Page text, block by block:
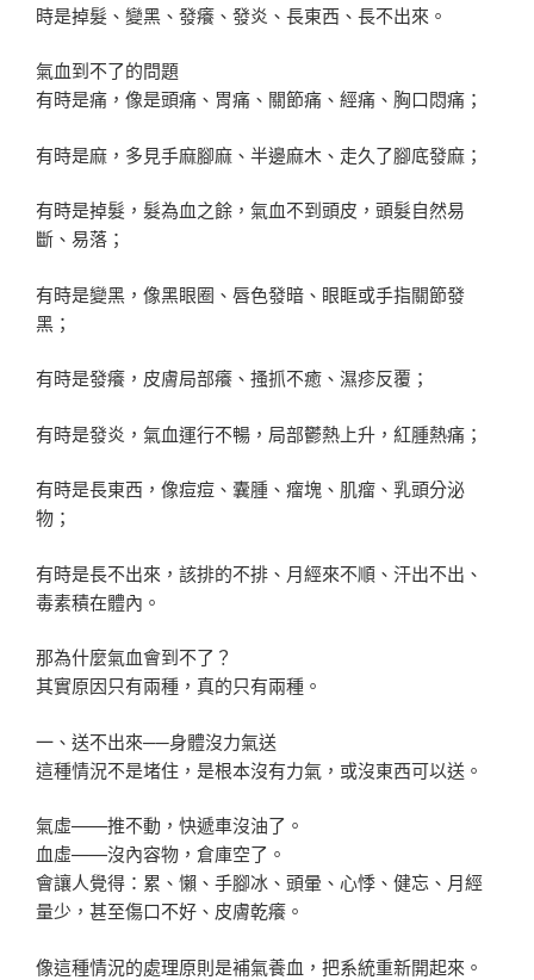
時是掉髮、變黑、發癢、發炎、長東西、長不出來。
氣血到不了的問題
有時是痛，像是頭痛、胃痛、關節痛、經痛、胸口悶痛；
有時是麻，多見手麻腳麻、半邊麻木、走久了腳底發麻；
有時是掉髮，髮為血之餘，氣血不到頭皮，頭髮自然易
斷、易落；
有時是變黑，像黑眼圈、唇色發暗、眼眶或手指關節發
黑；
有時是發癢，皮膚局部癢、搔抓不癒、濕疹反覆；
有時是發炎，氣血運行不暢，局部鬱熱上升，紅腫熱痛；
有時是長東西，像痘痘、囊腫、瘤塊、肌瘤、乳頭分泌
物；
有時是長不出來，該排的不排、月經來不順、汗出不出、
毒素積在體內。
那為什麼氣血會到不了？
其實原因只有兩種，真的只有兩種。
一、送不出來──身體沒力氣送
這種情況不是堵住，是根本沒有力氣，或沒東西可以送。
氣虛——推不動，快遞車沒油了。
血虛——沒內容物，倉庫空了。
會讓人覺得：累、懶、手腳冰、頭暈、心悸、健忘、月經
量少，甚至傷口不好、皮膚乾癢。
像這種情況的處理原則是補氣養血，把系統重新開起來。